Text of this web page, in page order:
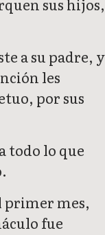
sus hijos,
a su padre, y
les
por sus
todo lo que
primer mes,
fue